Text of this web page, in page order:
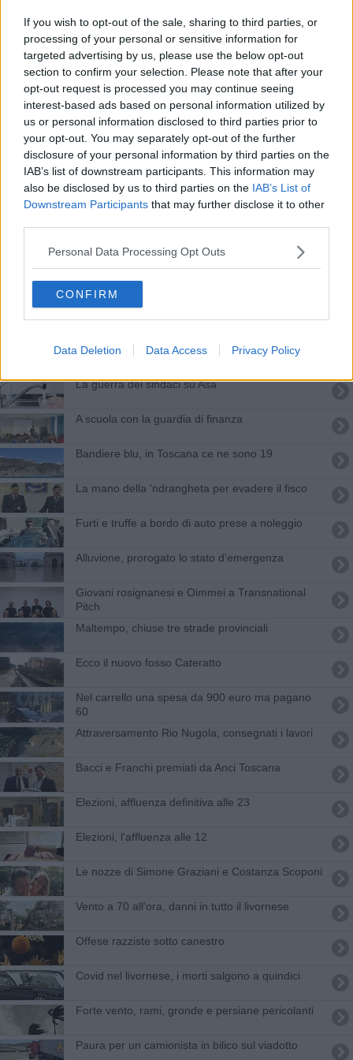
If you wish to opt-out of the sale, sharing to third parties, or
processing of your personal or sensitive information for
targeted advertising by us, please use the below opt-out
section to confirm your selection. Please note that after your
opt-out request is processed you may continue seeing
interest-based ads based on personal information utilized by
us or personal information disclosed to third parties prior to
your opt-out. You may separately opt-out of the further
disclosure of your personal information by third parties on the
IAB’s list of downstream participants. This information may
also be disclosed by us to third parties on the IAB’s List of
Downstream Participants that may further disclose it to other
Personal Data Processing Opt Outs
CONFIRM
Data Deletion Data Access Privacy Policy
Nei luoghi del disastro
"Cambio di passo e certezze sui tempi"
In arrivo i voucher formativi
Area di crisi complessa, via al bando
Workshop per il rilancio dell'area livornese
Dall'Europa 700mila euro per le aree di crisi
Sedici posti di lavoro nella pubblica utilità
L'importanza dei Monti livornesi
Aree di crisi, oltre 80 assunzioni sulla costa
La guerra dei sindaci su Asa
A scuola con la guardia di finanza
Bandiere blu, in Toscana ce ne sono 19
La mano della 'ndrangheta per evadere il fisco
Furti e truffe a bordo di auto prese a noleggio
Alluvione, prorogato lo stato d'emergenza
Giovani rosignanesi e Oimmei a Transnational
Pitch
Maltempo, chiuse tre strade provinciali
Ecco il nuovo fosso Cateratto
Nel carrello una spesa da 900 euro ma pagano
60
Attraversamento Rio Nugola, consegnati i lavori
Bacci e Franchi premiati da Anci Toscana
Elezioni, affluenza definitiva alle 23
Elezioni, l'affluenza alle 12
Le nozze di Simone Graziani e Costanza Scoponi
Vento a 70 all’ora, danni in tutto il livornese
Offese razziste sotto canestro
Covid nel livornese, i morti salgono a quindici
Forte vento, rami, gronde e persiane pericolanti
Paura per un camionista in bilico sul viadotto